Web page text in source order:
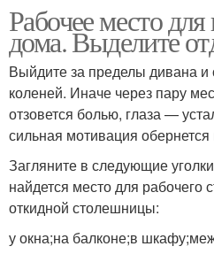
Рабочее место
дома. Выделите
Выйдите за пределы дивана и
коленей. Иначе через пару
отзовется болью, глаза —
сильная мотивация
Загляните в следующие
найдется место для рабочего
откидной столешницы:
у окна;на балконе;в